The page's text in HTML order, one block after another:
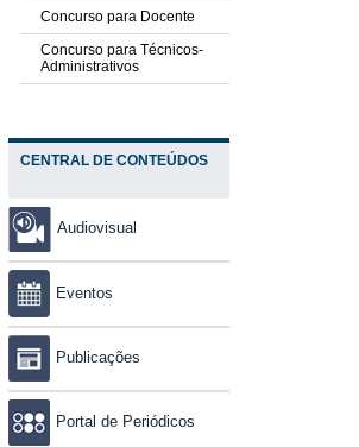
Concurso para Docente
Concurso para Técnicos-
Administrativos
CENTRAL DE CONTEÚDOS
Audiovisual
Eventos
Publicações
Portal de Periódicos